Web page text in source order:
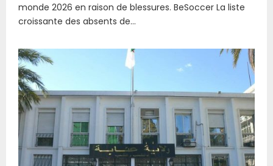
monde 2026 en raison de blessures. BeSoccer La liste
croissante des absents de...